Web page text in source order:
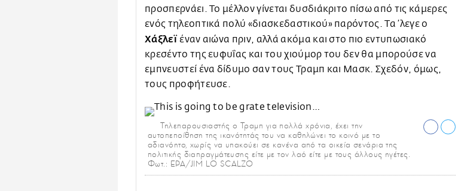
προσπερνάει. Το μέλλον γίνεται δυσδιάκριτο πίσω από τις κάμερες
ενός τηλεοπτικά πολύ «διασκεδαστικού» παρόντος. Τα ’λεγε ο
Χάξλεϊέναν αιώνα πριν, αλλά ακόμα και στο πιο εντυπωσιακό
κρεσέντο της ευφυΐας και του χιούμορ του δεν θα μπορούσε να
εμπνευστεί ένα δίδυμο σαν τους Τραμπ και Μασκ. Σχεδόν, όμως,
τους προφήτευσε.
Τηλεπαρουσιαστής ο Τραμπ για πολλά χρόνια, έχει την
αυτοπεποίθηση της ικανότητάς του να καθηλώνει το κοινό με το
αδιανόητο, χωρίς να υπακούει σε κανένα από τα οικεία σενάρια της
πολιτικής διαπραγμάτευσης είτε με τον λαό είτε με τους άλλους ηγέτες.
Φωτ.: EPA/JIM LO SCALZO